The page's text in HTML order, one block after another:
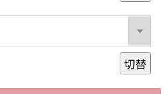
切替